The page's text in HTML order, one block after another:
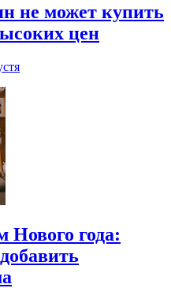
не может купить
цен
Нового года: